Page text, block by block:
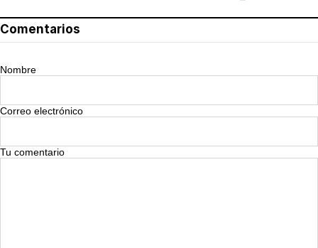
Comentarios
Nombre
Correo electrónico
Tu comentario